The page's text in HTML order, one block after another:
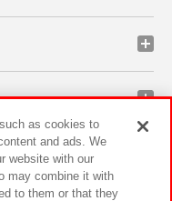
as cookies to
and ads. We
website with our
may combine it with
to them or that they